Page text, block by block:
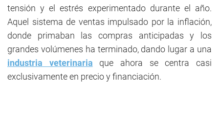
tensión y el estrés experimentado durante el año.
Aquel sistema de ventas impulsado por la inflación,
donde primaban las compras anticipadas y los
grandes volúmenes ha terminado, dando lugar a una
industria veterinaria que ahora se centra casi
exclusivamente en precio y financiación.